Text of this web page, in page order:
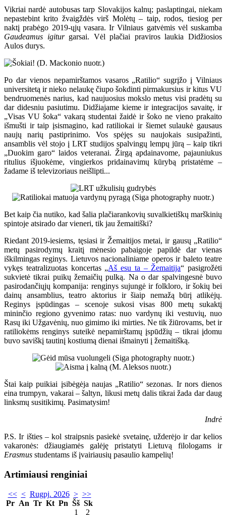
Vikriai nardė autobusas tarp Slovakijos kalnų; paslaptingai, niekam
nepastebint krito žvaigždės virš Molėtų – taip, rodos, tiesiog per
naktį prabėgo 2019-ųjų vasara. Ir Vilniaus gatvėmis vėl suskamba
Gaudeamus igiturgarsai. Vėl plačiai praviros laukia Didžiosios
Aulos durys.
Po dar vienos nepamirštamos vasaros „Ratilio“ sugrįžo į Vilniaus
universitetą ir nieko nelaukę čiupo šokdinti pirmakursius ir kitus VU
bendruomenės narius, kad naujuosius mokslo metus visi pradėtų su
dar didesniu pasiutimu. Didžiajame kieme ir integracijos savaitę, ir
„Visas VU šoka“ vakarą studentai žaidė ir šoko ne vieno prakaito
išmušti ir taip įsismagino, kad ratiliokai ir šiemet sulaukė gausaus
naujų narių pastiprinimo. Vos spėjęs su naujokais susipažinti,
ansamblis vėl stojo į LRT studijos spalvingų lempų jūrą – kaip tikri
„Duokim garo“ laidos veteranai. Žirgą apdainavome, pajauniukus
ritulius išjuokėme, vingierkos pridainavimų kūrybą pristatėme –
žadame iš televizoriaus neišlipti...
Bet kaip čia nutiko, kad šalia plačiarankovių suvalkietiškų marškinių
spintoje atsirado dar vieneri, tik jau žemaitiški?
Riedant 2019-iesiems, tęsiasi ir Žemaitijos metai, ir gausų „Ratilio“
metų pasirodymų kraitį mėnesio pabaigoje papildė dar vienas
iškilmingas reginys. Lietuvos nacionaliniame operos ir baleto teatre
vykęs teatralizuotas koncertas „Aš esu ta – Žemaitija“ pasigrožėti
sukvietė tikrai puikų žemaičių pulką. Na o dar spalvingesnė buvo
pasirodančiųjų kompanija: renginys sujungė ir folkloro, ir šokių bei
dainų ansamblius, teatro aktorius ir šiaip nemažą būrį atlikėjų.
Reginys įspūdingas – scenoje sukosi visas 800 metų sukaktį
mininčio regiono gyvenimo ratas: nuo vardynų iki vestuvių, nuo
Rasų iki Užgavėnių, nuo gimimo iki mirties. Ne tik žiūrovams, bet ir
ratiliokėms renginys suteikė nepamirštamų įspūdžių – tikrai įdomu
buvo saviškį tautinį kostiumą dienai išmainyti į žemaitišką.
Štai kaip puikiai įsibėgėja naujas „Ratilio“ sezonas. Ir nors dienos
eina trumpyn, vakarai – šaltyn, likusi metų dalis tikrai žada dar daug
linksmų susitikimų. Pasimatysim!
Indrė
P.S. Ir išties – kol straipsnis pasiekė svetainę, užderėjo ir dar kelios
vakaronės: džiaugiamės galėję pristatyti Lietuvą filologams ir
Erasmus studentams iš įvairiausių pasaulio kampelių!
Artimiausi renginiai
<< < Rugpj. 2026 > >>
Pr An Tr Kt Pn Šš Sk
1
2